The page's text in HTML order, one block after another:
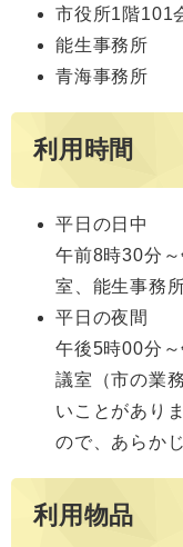
市役所1階101
能生事務所
青海事務所
利用時間
平日の日中
午前8時30分
室、能生事務
平日の夜間
午後5時00分
議室（市の業
いことがあり
ので、あらか
利用物品